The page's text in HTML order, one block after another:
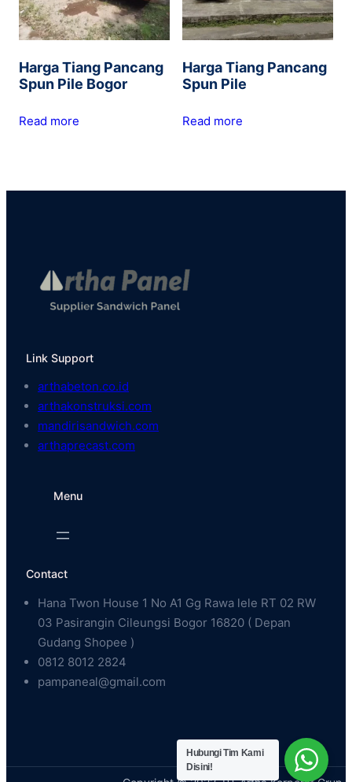
Harga Tiang Pancang
Spun Pile Bogor
Read more
Harga Tiang Pancang
Spun Pile
Read more
Link Support
arthabeton.co.id
arthakonstruksi.com
mandirisandwich.com
arthaprecast.com
Menu
Contact
Hana Twon House 1 No A1 Gg Rawa lele RT 02 RW
03 Pasirangin Cileungsi Bogor 16820 ( Depan
Gudang Shopee )
0812 8012 2824
pampaneal@gmail.com
Hubungi Tim Kami
Disini!